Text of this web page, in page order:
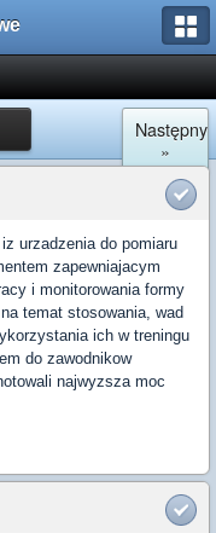
Następny
»
urzadzenia do pomiaru
zapewniajacym
i monitorowania formy
temat stosowania, wad
ich w treningu
do zawodnikow
najwyzsza moc